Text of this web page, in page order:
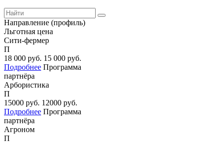
Направление (профиль)
Льготная цена
Сити-фермер
П
18 000 руб. 15 000 руб.
Подробнее Программа
партнёра
Арбористика
П
15000 руб. 12000 руб.
Подробнее Программа
партнёра
Агроном
П